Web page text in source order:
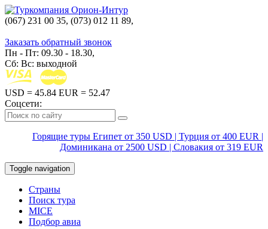
(067) 231 00 35, (073) 012 11 89,
Заказать обратный звонок
Пн - Пт: 09.30 - 18.30,
Сб: Вс: выходной
USD = 45.84 EUR = 52.47
Соцсети:
Горящие туры Египет от 350 USD | Турция от 400 EUR |
Доминикана от 2500 USD | Словакия от 319 EUR
Toggle navigation
Страны
Поиск тура
MICE
Подбор авиа